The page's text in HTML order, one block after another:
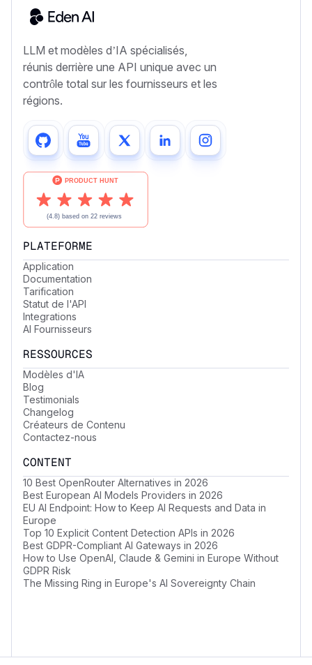
LLM et modèles d’IA spécialisés,
réunis derrière une API unique avec un
contrôle total sur les fournisseurs et les
régions.
PLATEFORME
Application
Documentation
Tarification
Statut de l'API
Integrations
AI Fournisseurs
RESSOURCES
Modèles d'IA
Blog
Testimonials
Changelog
Créateurs de Contenu
Contactez-nous
CONTENT
10 Best OpenRouter Alternatives in 2026
Best European AI Models Providers in 2026
EU AI Endpoint: How to Keep AI Requests and Data in
Europe
Top 10 Explicit Content Detection APIs in 2026
Best GDPR-Compliant AI Gateways in 2026
How to Use OpenAI, Claude & Gemini in Europe Without
GDPR Risk
The Missing Ring in Europe's AI Sovereignty Chain